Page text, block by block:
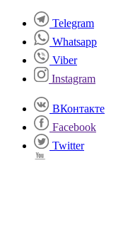
Telegram
Whatsapp
Viber
Instagram
ВКонтакте
Facebook
Twitter